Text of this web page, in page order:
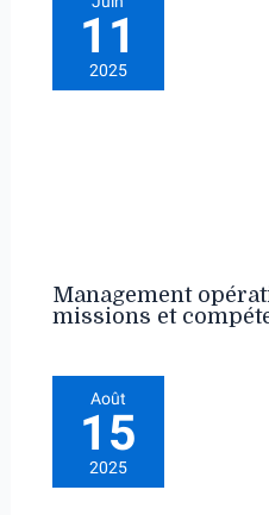
11
2025
Management
missions et
Août
15
2025